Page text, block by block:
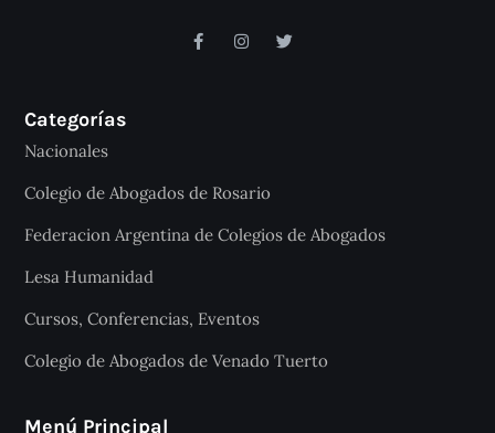
Categorías
Nacionales
Colegio de Abogados de Rosario
Federacion Argentina de Colegios de Abogados
Lesa Humanidad
Cursos, Conferencias, Eventos
Colegio de Abogados de Venado Tuerto
Menú Principal